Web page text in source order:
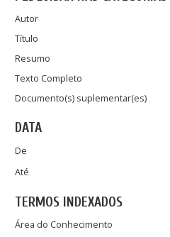
Autor
Título
Resumo
Texto Completo
Documento(s) suplementar(es)
DATA
De
Até
TERMOS INDEXADOS
Área do Conhecimento